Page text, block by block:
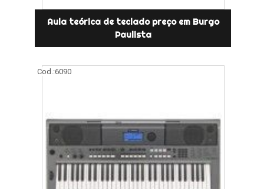
Aula teórica de teclado preço em Burgo
Paulista
Cod.:6090